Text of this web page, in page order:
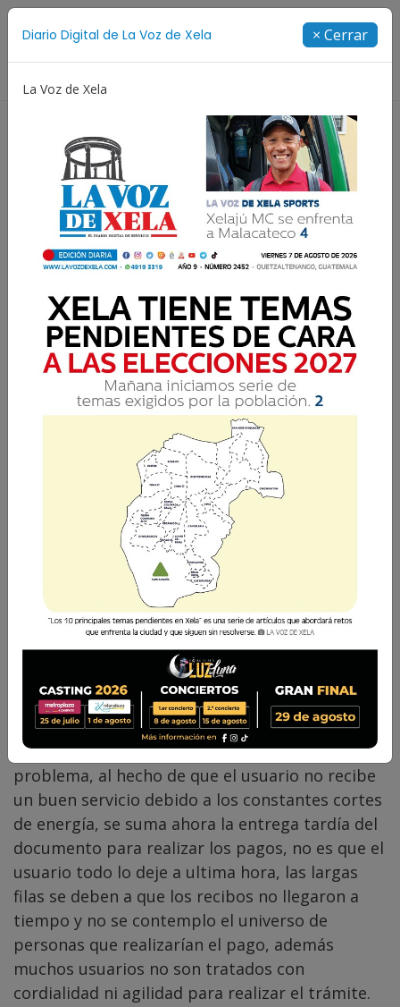
Diario Digital de La Voz de Xela × Cerrar
La Voz de Xela
El nuevo recibo de luz
Vilma del Rosario Xicará 7 Junio 2023 12:00
Comparte
El pago del servicio de energía eléctrica que
presta la municipalidad siempre ha sido un
problema, al hecho de que el usuario no recibe
un buen servicio debido a los constantes cortes
de energía, se suma ahora la entrega tardía del
documento para realizar los pagos, no es que el
usuario todo lo deje a ultima hora, las largas
filas se deben a que los recibos no llegaron a
tiempo y no se contemplo el universo de
personas que realizarían el pago, además
muchos usuarios no son tratados con
cordialidad ni agilidad para realizar el trámite.